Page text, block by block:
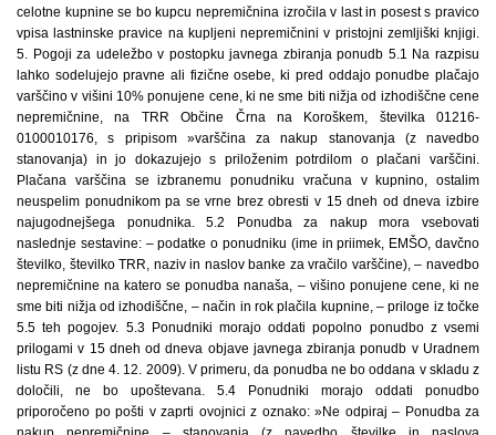
celotne kupnine se bo kupcu nepremičnina izročila v last in posest s pravico
vpisa lastninske pravice na kupljeni nepremičnini v pristojni zemljiški knjigi.
5. Pogoji za udeležbo v postopku javnega zbiranja ponudb 5.1 Na razpisu
lahko sodelujejo pravne ali fizične osebe, ki pred oddajo ponudbe plačajo
varščino v višini 10% ponujene cene, ki ne sme biti nižja od izhodiščne cene
nepremičnine, na TRR Občine Črna na Koroškem, številka 01216-
0100010176, s pripisom »varščina za nakup stanovanja (z navedbo
stanovanja) in jo dokazujejo s priloženim potrdilom o plačani varščini.
Plačana varščina se izbranemu ponudniku vračuna v kupnino, ostalim
neuspelim ponudnikom pa se vrne brez obresti v 15 dneh od dneva izbire
najugodnejšega ponudnika. 5.2 Ponudba za nakup mora vsebovati
naslednje sestavine: – podatke o ponudniku (ime in priimek, EMŠO, davčno
številko, številko TRR, naziv in naslov banke za vračilo varščine), – navedbo
nepremičnine na katero se ponudba nanaša, – višino ponujene cene, ki ne
sme biti nižja od izhodiščne, – način in rok plačila kupnine, – priloge iz točke
5.5 teh pogojev. 5.3 Ponudniki morajo oddati popolno ponudbo z vsemi
prilogami v 15 dneh od dneva objave javnega zbiranja ponudb v Uradnem
listu RS (z dne 4. 12. 2009). V primeru, da ponudba ne bo oddana v skladu z
določili, ne bo upoštevana. 5.4 Ponudniki morajo oddati ponudbo
priporočeno po pošti v zaprti ovojnici z oznako: »Ne odpiraj – Ponudba za